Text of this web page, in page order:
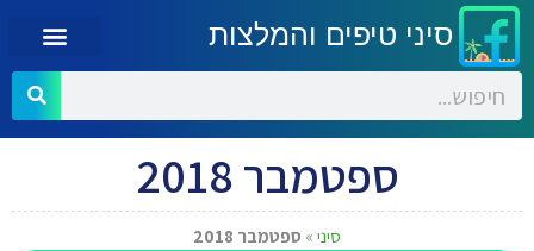
סיני טיפים והמלצות
ספטמבר 2018
סיני » ספטמבר 2018